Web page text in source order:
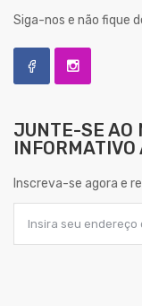
Siga-nos e não fique
JUNTE-SE AO
INFORMATIVO
Inscreva-se agora e